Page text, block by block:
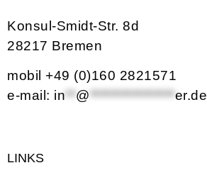
Konsul-Smidt-Str. 8d
28217 Bremen
mobil +49 (0)160 2821571
e-mail: in**@****************er.de
LINKS